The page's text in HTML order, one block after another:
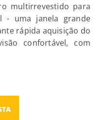
multirrevestido para
- uma janela grande
rápida aquisição do
confortável, com